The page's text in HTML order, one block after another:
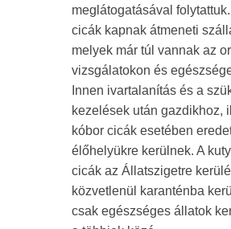
meglátogatásával
cicák kapnak átmeneti
melyek már túl vannak az
vizsgálatokon és
Innen ivartalanítás és a
kezelések után gazdikhoz,
kóbor cicák esetében
élőhelyükre kerülnek. A
cicák az Állatszigetre
közvetlenül karanténba
csak egészséges állatok